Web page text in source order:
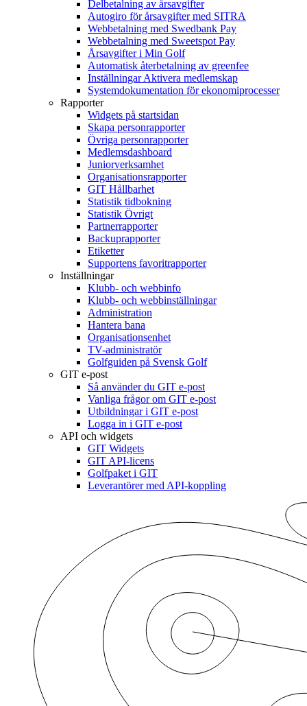
Delbetalning av årsavgifter
Autogiro för årsavgifter med SITRA
Webbetalning med Swedbank Pay
Webbetalning med Sweetspot Pay
Årsavgifter i Min Golf
Automatisk återbetalning av greenfee
Inställningar Aktivera medlemskap
Systemdokumentation för ekonomiprocesser
Rapporter
Widgets på startsidan
Skapa personrapporter
Övriga personrapporter
Medlemsdashboard
Juniorverksamhet
Organisationsrapporter
GIT Hållbarhet
Statistik tidbokning
Statistik Övrigt
Partnerrapporter
Backuprapporter
Etiketter
Supportens favoritrapporter
Inställningar
Klubb- och webbinfo
Klubb- och webbinställningar
Administration
Hantera bana
Organisationsenhet
TV-administratör
Golfguiden på Svensk Golf
GIT e-post
Så använder du GIT e-post
Vanliga frågor om GIT e-post
Utbildningar i GIT e-post
Logga in i GIT e-post
API och widgets
GIT Widgets
GIT API-licens
Golfpaket i GIT
Leverantörer med API-koppling